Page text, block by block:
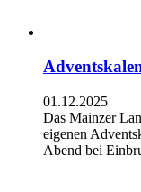
01.12.2025
Das Mainzer
eigenen
Abend bei